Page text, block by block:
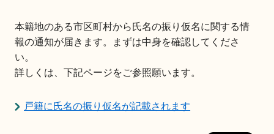
本籍地のある市区町村から氏名の振り仮名に関する情
報の通知が届きます。まずは中身を確認してくださ
い。
詳しくは、下記ページをご参照願います。
戸籍に氏名の振り仮名が記載されます